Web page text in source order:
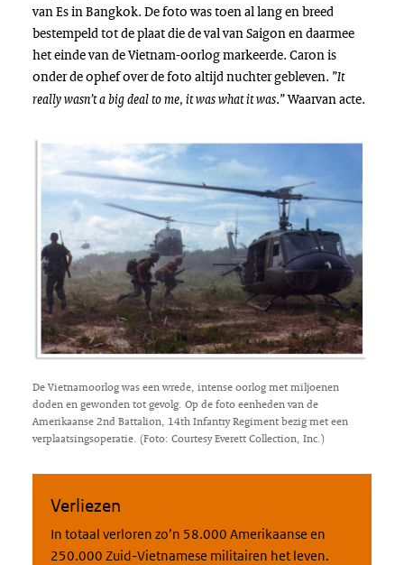
van Es in Bangkok. De foto was toen al lang en breed
bestempeld tot de plaat die de val van Saigon en daarmee
het einde van de Vietnam-oorlog markeerde. Caron is
onder de ophef over de foto altijd nuchter gebleven. ”It
really wasn’t a big deal to me, it was what it was.” Waarvan acte.
De Vietnamoorlog was een wrede, intense oorlog met miljoenen
doden en gewonden tot gevolg. Op de foto eenheden van de
Amerikaanse 2nd Battalion, 14th Infantry Regiment bezig met een
verplaatsingsoperatie. (Foto: Courtesy Everett Collection, Inc.)
Verliezen
In totaal verloren zo’n 58.000 Amerikaanse en
250.000 Zuid-Vietnamese militairen het leven.